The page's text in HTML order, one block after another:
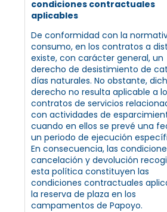
condiciones contractuales
aplicables
De conformidad con la
consumo, en los contratos a
existe, con carácter general, un
derecho de desistimiento de
días naturales. No obstante,
derecho no resulta aplicable a
contratos de servicios
con actividades de
cuando en ellos se prevé una
un periodo de ejecución
En consecuencia, las
cancelación y devolución
esta política constituyen las
condiciones contractuales
la reserva de plaza en los
campamentos de Papoyo.